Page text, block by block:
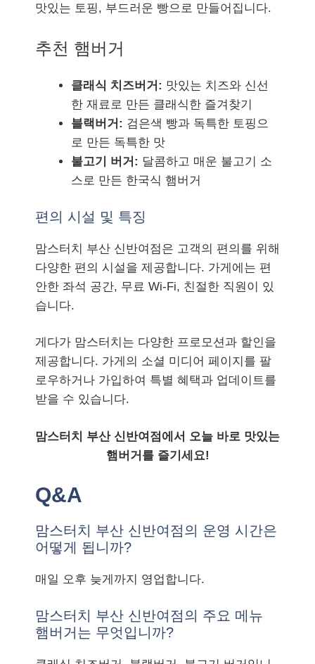
맛있는 토핑, 부드러운 빵으로 만들어집니다.
추천 햄버거
클래식 치즈버거: 맛있는 치즈와 신선
한 재료로 만든 클래식한 즐겨찾기
블랙버거: 검은색 빵과 독특한 토핑으
로 만든 독특한 맛
불고기 버거: 달콤하고 매운 불고기 소
스로 만든 한국식 햄버거
편의 시설 및 특징
맘스터치 부산 신반여점은 고객의 편의를 위해
다양한 편의 시설을 제공합니다. 가게에는 편
안한 좌석 공간, 무료 Wi-Fi, 친절한 직원이 있
습니다.
게다가 맘스터치는 다양한 프로모션과 할인을
제공합니다. 가게의 소셜 미디어 페이지를 팔
로우하거나 가입하여 특별 혜택과 업데이트를
받을 수 있습니다.
맘스터치 부산 신반여점에서 오늘 바로 맛있는
햄버거를 즐기세요!
Q&A
맘스터치 부산 신반여점의 운영 시간은
어떻게 됩니까?
매일 오후 늦게까지 영업합니다.
맘스터치 부산 신반여점의 주요 메뉴
햄버거는 무엇입니까?